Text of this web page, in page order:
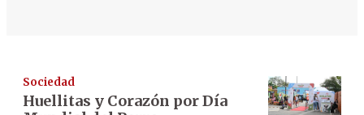
Sociedad
Huellitas y Corazón por Día